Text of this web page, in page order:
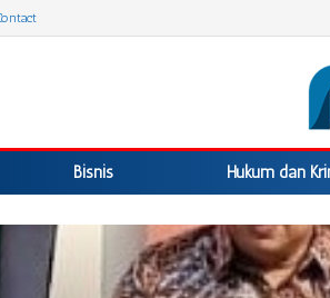
Bisnis Hukum dan